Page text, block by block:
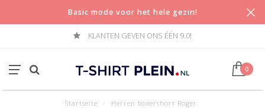
Basic mode voor het hele gezin!
KLANTEN GEVEN ONS ÉÉN 9.0!
0
Startseite Herren boxershort Roger